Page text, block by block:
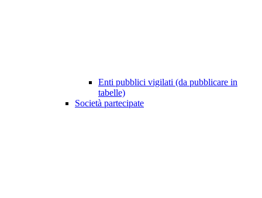
Enti pubblici vigilati (da pubblicare in
tabelle)
Società partecipate